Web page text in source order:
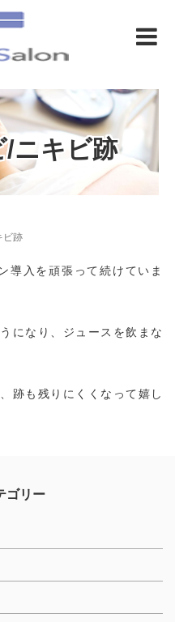
/ニキビ跡
ビ跡
導入を頑張って続けていま
になり、ジュースを飲まな
跡も残りにくくなって嬉し
ゴリー